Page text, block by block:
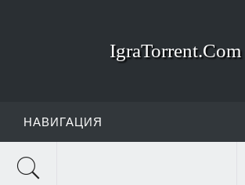
IgraTorrent.Com
НАВИГАЦИЯ